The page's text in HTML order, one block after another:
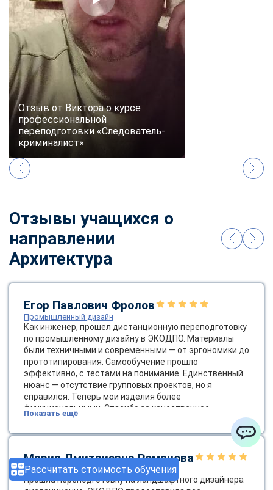
Рассчитать стоимость обучения
Отзыв от Виктора о курсе
профессиональной
переподготовки «Следователь-
криминалист»
Отзывы учащихся о
направлении
Архитектура
Егор Павлович Фролов
Промышленный дизайн
Как инженер, прошел дистанционную переподготовку
по промышленному дизайну в ЭКОДПО. Материалы
были техничными и современными — от эргономики до
прототипирования. Самообучение прошло
эффективно, с тестами на понимание. Единственный
нюанс — отсутствие групповых проектов, но я
справился. Теперь мои изделия более
функциональными. Спасибо за качественное
образование! Было бы круто ввести групповые
онлайн-проекты.
Показать ещё
Мария Дмитриевна Романова
Ландшафтный дизайнер
Прошла переподготовку на ландшафтного дизайнера
Свяжитесь с нами через любой удобный мессенджер!
Telegram WhatsApp
Vkontakte
Max